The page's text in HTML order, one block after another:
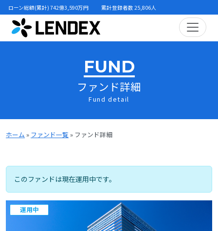
ローン総額(累計) 742億3,590万円 累計登録者数 25,806人
FUND
ファンド詳細
Fund detail
ホーム » ファンド一覧 » ファンド詳細
このファンドは現在運用中です。
運用中